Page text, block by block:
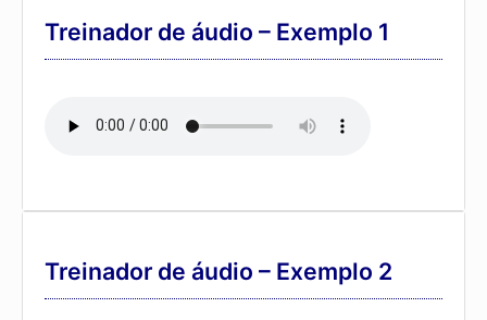
Treinador de áudio – Exemplo 1
Treinador de áudio – Exemplo 2